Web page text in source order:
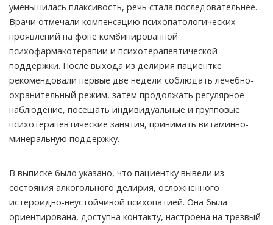
уменьшилась плаксивость, речь стала последовательнее.
Врачи отмечали компенсацию психопатологических
проявлений на фоне комбинированной
психофармакотерапии и психотерапевтической
поддержки. После выхода из делирия пациентке
рекомендовали первые две недели соблюдать лечебно-
охранительный режим, затем продолжать регулярное
наблюдение, посещать индивидуальные и групповые
психотерапевтические занятия, принимать витаминно-
минеральную поддержку.
В выписке было указано, что пациентку вывели из
состояния алкогольного делирия, осложнённого
истероидно-неустойчивой психопатией. Она была
ориентирована, доступна контакту, настроена на трезвый